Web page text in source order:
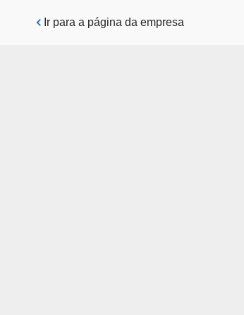
Pular para o conteúdo principal
Ir para a página da empresa